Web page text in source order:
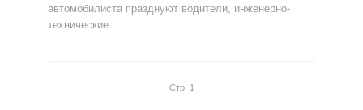
автомобилиста празднуют водители, инженерно-
технические …
Стр. 1